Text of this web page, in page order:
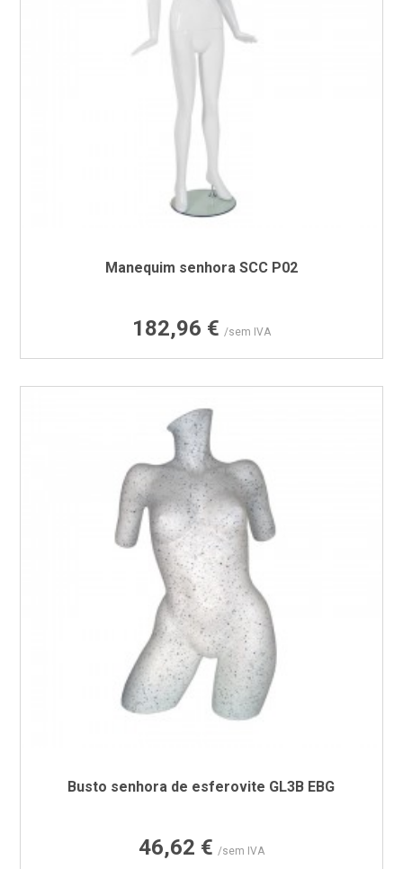
Manequim senhora SCC P02
Preço
182,96 € /sem IVA
Busto senhora de esferovite GL3B EBG
Preço
46,62 € /sem IVA